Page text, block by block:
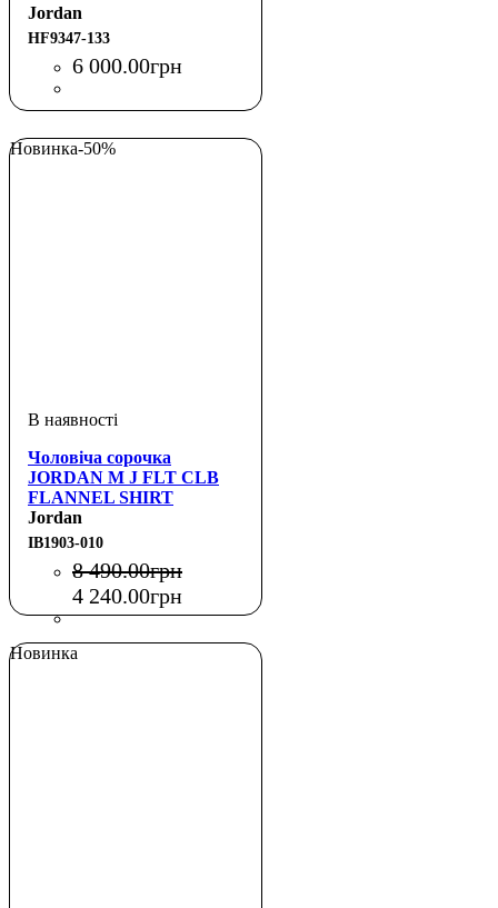
Jordan
HF9347-133
6 000.00грн
Новинка-50%
Чоловіча сорочка
JORDAN M J FLT CLB
FLANNEL SHIRT
Jordan
IB1903-010
8 490.00грн
4 240.00грн
Новинка